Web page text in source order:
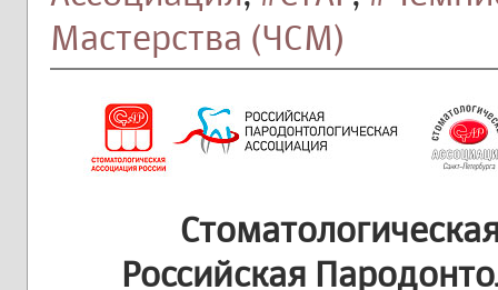
Мастерства (ЧСМ)
Российская